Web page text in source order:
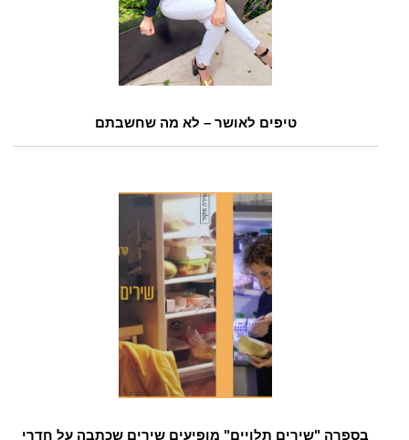
טיפים לאושר – לא מה שחשבתם
בספרה "שירים תלויים" מופיעים שירים שכתבה על חדרי